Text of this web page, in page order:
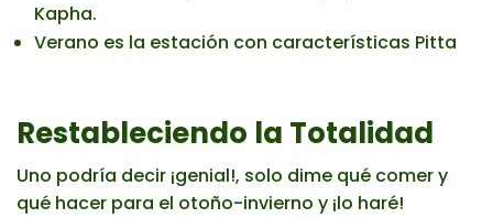
Kapha.
Verano es la estación con características Pitta
Restableciendo la Totalidad
Uno podría decir ¡genial!, solo dime qué comer y
qué hacer para el otoño-invierno y ¡lo haré!